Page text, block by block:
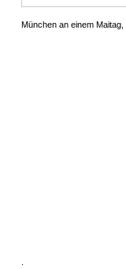
München an einem